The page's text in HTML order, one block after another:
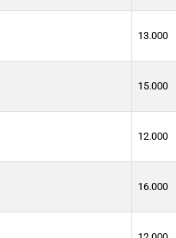
13.000
15.000
12.000
16.000